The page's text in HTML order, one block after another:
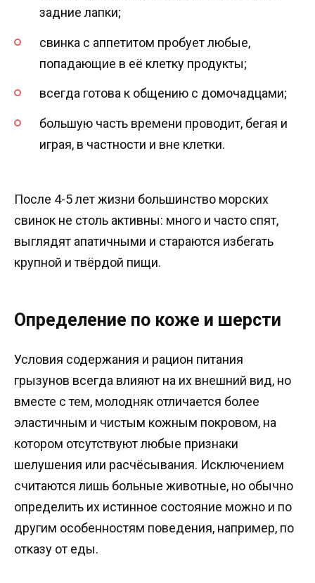
задние лапки;
свинка с аппетитом пробует любые,
попадающие в её клетку продукты;
всегда готова к общению с домочадцами;
большую часть времени проводит, бегая и
играя, в частности и вне клетки.
После 4-5 лет жизни большинство морских
свинок не столь активны: много и часто спят,
выглядят апатичными и стараются избегать
крупной и твёрдой пищи.
Определение по коже и шерсти
Условия содержания и рацион питания
грызунов всегда влияют на их внешний вид, но
вместе с тем, молодняк отличается более
эластичным и чистым кожным покровом, на
котором отсутствуют любые признаки
шелушения или расчёсывания. Исключением
считаются лишь больные животные, но обычно
определить их истинное состояние можно и по
другим особенностям поведения, например, по
отказу от еды.